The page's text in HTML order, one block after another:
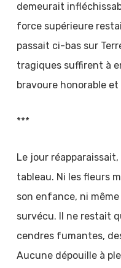
demeurait
force supérieure
passait ci-bas sur
tragiques suffirent à
bravoure honorable
***
Le jour
tableau. Ni les fleurs
son enfance, ni même
survécu. Il ne restait
cendres fumantes,
Aucune dépouille à